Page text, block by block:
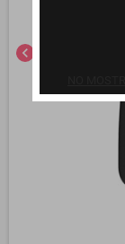
chevron_left